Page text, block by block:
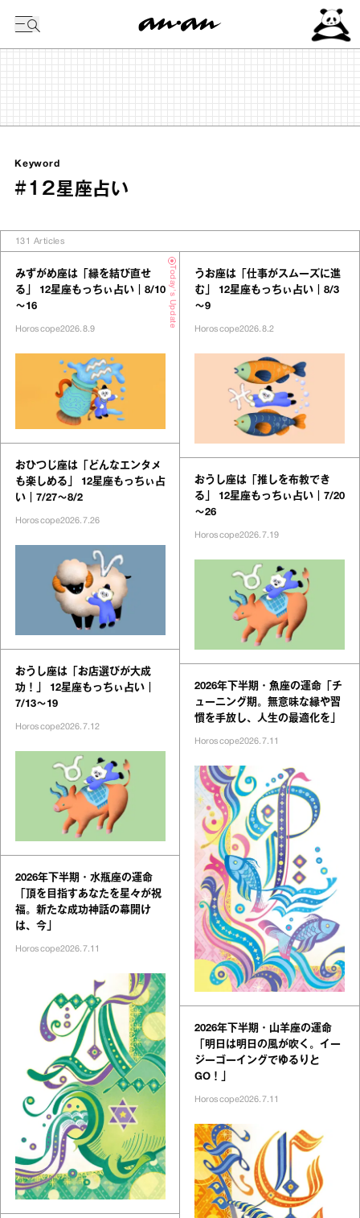
Keyword
#12星座占い
131 Articles
Today's Update
みずがめ座は「縁を結び直せ
る」 12星座もっちぃ占い｜8/10
～16
Horoscope2026.8.9
おひつじ座は「どんなエンタメ
も楽しめる」 12星座もっちぃ占
い｜7/27～8/2
Horoscope2026.7.26
おうし座は「お店選びが大成
功！」 12星座もっちぃ占い｜
7/13～19
Horoscope2026.7.12
2026年下半期・水瓶座の運命
「頂を目指すあなたを星々が祝
福。新たな成功神話の幕開け
は、今」
Horoscope2026.7.11
うお座は「仕事がスムーズに進
む」 12星座もっちぃ占い｜8/3
～9
Horoscope2026.8.2
おうし座は「推しを布教でき
る」 12星座もっちぃ占い｜7/20
～26
Horoscope2026.7.19
2026年下半期・魚座の運命「チ
ューニング期。無意味な縁や習
慣を手放し、人生の最適化を」
Horoscope2026.7.11
2026年下半期・山羊座の運命
「明日は明日の風が吹く。イー
ジーゴーイングでゆるりと
GO！」
Horoscope2026.7.11